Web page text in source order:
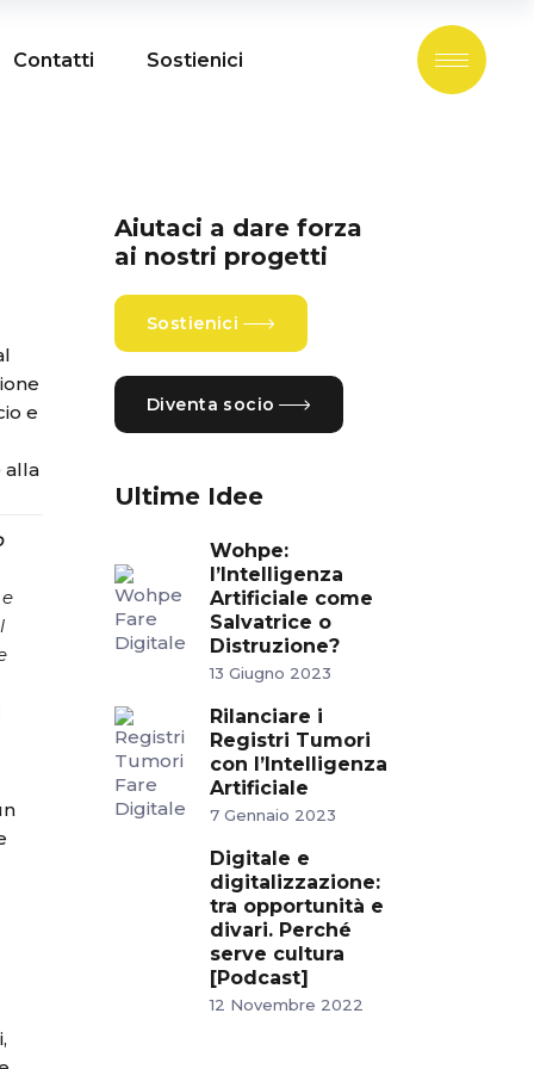
Contatti Sostienici
e
alla
Aiutaci a dare forza
ai nostri progetti
Sostienici
Diventa socio
Ultime Idee
Wohpe:
l’Intelligenza
Artificiale come
Salvatrice o
Distruzione?
13 Giugno 2023
Rilanciare i
Registri Tumori
con l’Intelligenza
Artificiale
7 Gennaio 2023
Digitale e
digitalizzazione:
tra opportunità e
divari. Perché
serve cultura
[Podcast]
12 Novembre 2022